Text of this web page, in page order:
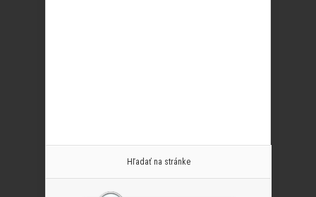
Hľadať na stránke